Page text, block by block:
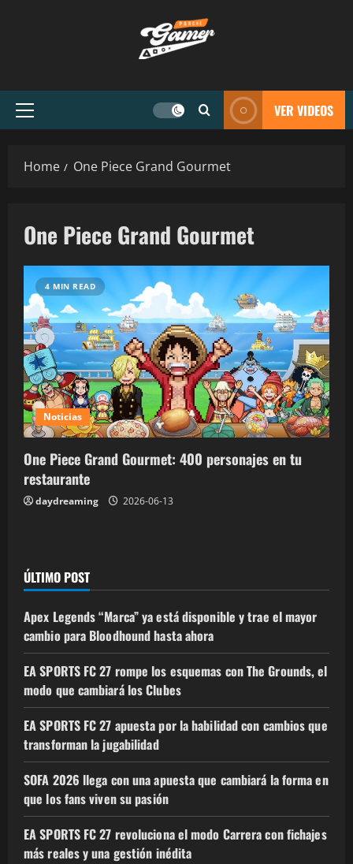
VER VIDEOS
Home One Piece Grand Gourmet
One Piece Grand Gourmet
4 MIN READ
Noticias
One Piece Grand Gourmet: 400 personajes en tu
restaurante
daydreaming 2026-06-13
ÚLTIMO POST
Apex Legends “Marca” ya está disponible y trae el mayor
cambio para Bloodhound hasta ahora
EA SPORTS FC 27 rompe los esquemas con The Grounds, el
modo que cambiará los Clubes
EA SPORTS FC 27 apuesta por la habilidad con cambios que
transforman la jugabilidad
SOFA 2026 llega con una apuesta que cambiará la forma en
que los fans viven su pasión
EA SPORTS FC 27 revoluciona el modo Carrera con fichajes
más reales y una gestión inédita